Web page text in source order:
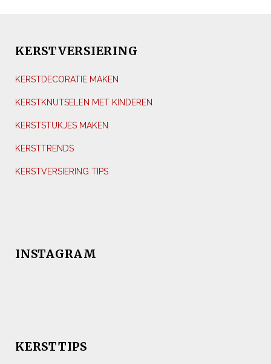
KERSTVERSIERING
KERSTDECORATIE MAKEN
KERSTKNUTSELEN MET KINDEREN
KERSTSTUKJES MAKEN
KERSTTRENDS
KERSTVERSIERING TIPS
INSTAGRAM
KERSTTIPS